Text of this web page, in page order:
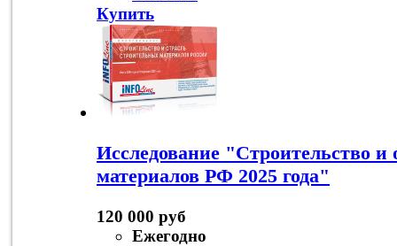
Купить
Исследование "Строительство и
материалов РФ 2025 года"
120 000 руб
Ежегодно